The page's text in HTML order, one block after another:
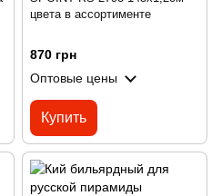
цвета в ассортименте
870 грн
Оптовые цены
Купить